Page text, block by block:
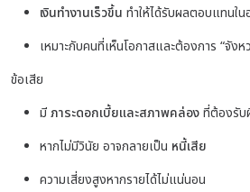
เงินทำงานเร็วขึ้น ทำให้ได้รับผลตอบแทนใ
เหมาะกับคนที่เห็นโอกาสและต้องการ “จังห
ข้อเสีย
มีภาระดอกเบี้ยและสภาพคล่องที่ต้องรับ
หากไม่มีวินัย อาจกลายเป็น หนี้เสีย
ความเสี่ยงสูงหากรายได้ไม่แน่นอน